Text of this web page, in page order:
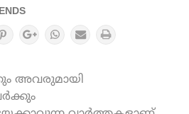
അവരുമായി